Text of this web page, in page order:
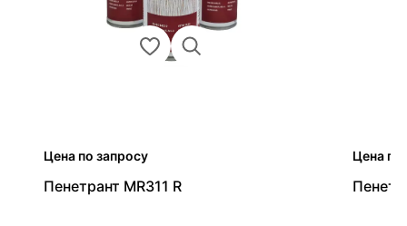
Цена по запросу
Пенетрант MR311 R
Цена по